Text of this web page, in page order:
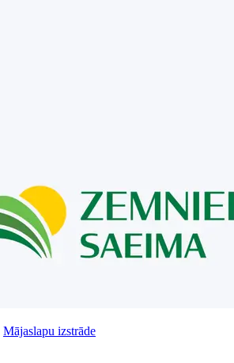
Mājaslapu izstrāde